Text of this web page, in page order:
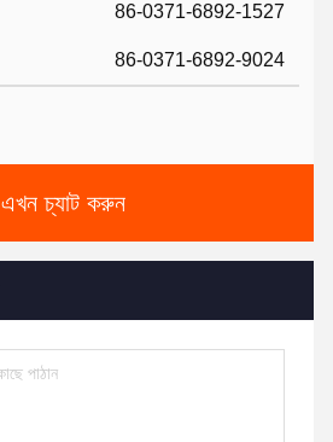
86-0371-6892-1527
86-0371-6892-9024
এখন চ্যাট করুন